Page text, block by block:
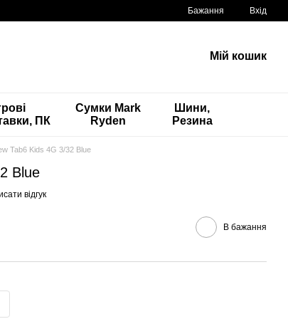
Бажання Вхід
Мій кошик
ПК
Сумки Mark
Ryden
Шини,
Резина
Tab6 Kids 4G 3/32 Blue
Blue
відгук
В бажання